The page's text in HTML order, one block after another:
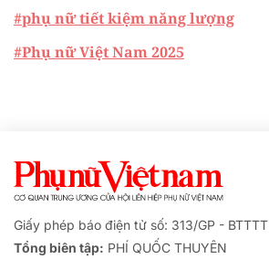
#phụ nữ tiết kiệm năng lượng
#Phụ nữ Việt Nam 2025
Giấy phép báo điện tử số: 313/GP - BTTTT
Tổng biên tập: PHÍ QUỐC THUYÊN